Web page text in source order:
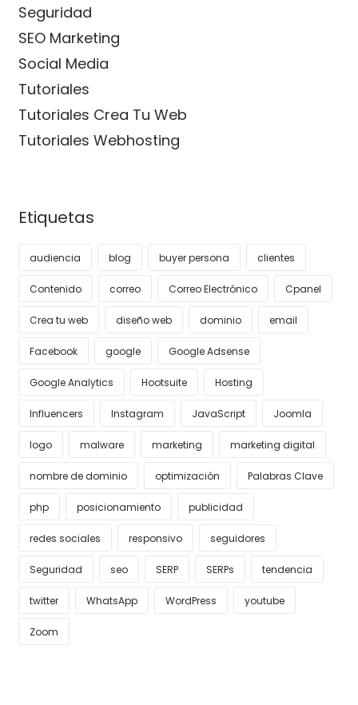
Seguridad
SEO Marketing
Social Media
Tutoriales
Tutoriales Crea Tu Web
Tutoriales Webhosting
Etiquetas
audiencia blog buyer persona clientes
Contenido correo Correo Electrónico Cpanel
Crea tu web diseño web dominio email
Facebook google Google Adsense
Google Analytics Hootsuite Hosting
Influencers Instagram JavaScript Joomla
logo malware marketing marketing digital
nombre de dominio optimización Palabras Clave
php posicionamiento publicidad
redes sociales responsivo seguidores
Seguridad seo SERP SERPs tendencia
twitter WhatsApp WordPress youtube
Zoom